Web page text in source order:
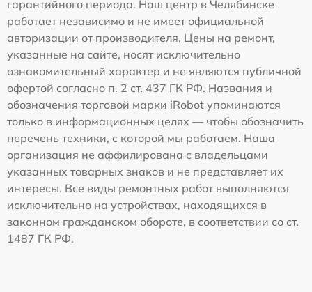
гарантийного периода. Наш центр в Челябинске
работает независимо и не имеет официальной
авторизации от производителя. Цены на ремонт,
указанные на сайте, носят исключительно
ознакомительный характер и не являются публичной
офертой согласно п. 2 ст. 437 ГК РФ. Названия и
обозначения торговой марки iRobot упоминаются
только в информационных целях — чтобы обозначить
перечень техники, с которой мы работаем. Наша
организация не аффилирована с владельцами
указанных товарных знаков и не представляет их
интересы. Все виды ремонтных работ выполняются
исключительно на устройствах, находящихся в
законном гражданском обороте, в соответствии со ст.
1487 ГК РФ.